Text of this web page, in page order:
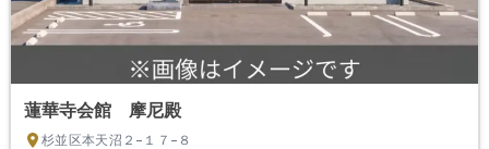
蓮華寺会館 摩尼殿
杉並区本天沼２−１７−８